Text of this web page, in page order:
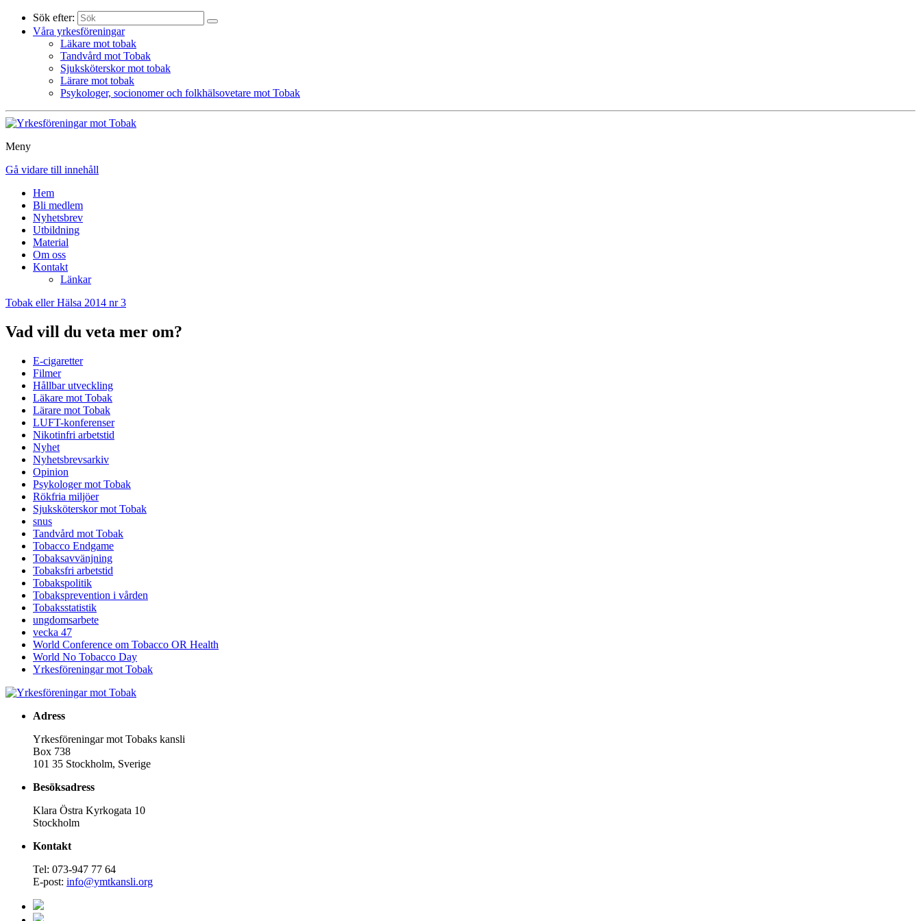
Sök efter:
Våra yrkesföreningar
Läkare mot tobak
Tandvård mot Tobak
Sjuksköterskor mot tobak
Lärare mot tobak
Psykologer, socionomer och folkhälsovetare mot Tobak
Meny
Gå vidare till innehåll
Hem
Bli medlem
Nyhetsbrev
Utbildning
Material
Om oss
Kontakt
Länkar
Tobak eller Hälsa 2014 nr 3
Vad vill du veta mer om?
E-cigaretter
Filmer
Hållbar utveckling
Läkare mot Tobak
Lärare mot Tobak
LUFT-konferenser
Nikotinfri arbetstid
Nyhet
Nyhetsbrevsarkiv
Opinion
Psykologer mot Tobak
Rökfria miljöer
Sjuksköterskor mot Tobak
snus
Tandvård mot Tobak
Tobacco Endgame
Tobaksavvänjning
Tobaksfri arbetstid
Tobakspolitik
Tobaksprevention i vården
Tobaksstatistik
ungdomsarbete
vecka 47
World Conference om Tobacco OR Health
World No Tobacco Day
Yrkesföreningar mot Tobak
Adress
Yrkesföreningar mot Tobaks kansli
Box 738
101 35 Stockholm, Sverige
Besöksadress
Klara Östra Kyrkogata 10
Stockholm
Kontakt
Tel: 073-947 77 64
E-post: info@ymtkansli.org